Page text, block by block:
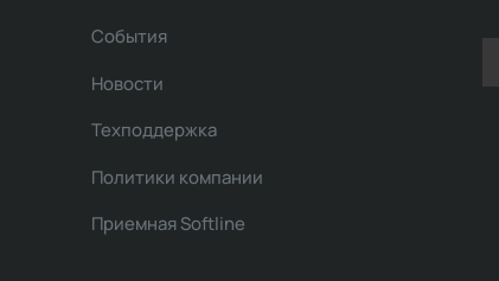
События
Новости
Техподдержка
Политики компании
Приемная Softline